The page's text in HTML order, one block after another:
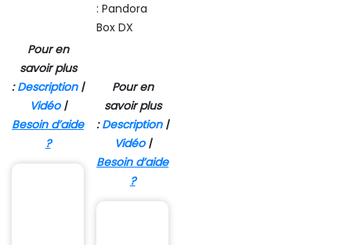
Pour en
savoir plus
:Description|
Vidéo|
Besoin d’aide
?
: Pandora
Box DX
Pour en
savoir plus
:Description|
Vidéo|
Besoin d’aide
?